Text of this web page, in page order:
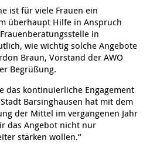
Schulenburg
Pranke
Grote-Weg
/ Familienzentrum
Fock-Straße
Gottfried-Keller-Straße /
Pranke
Straße
Weg
junge Menschen
für ältere Menschen
ist für viele Frauen ein
überhaupt Hilfe in Anspruch
in
wie wichtig solche Angebote
Braun, Vorstand der AWO
Begrüßung.
das kontinuierliche Engagement
Barsinghausen hat mit dem
der Mittel im vergangenen Jahr
das Angebot nicht nur
stärken wollen.“